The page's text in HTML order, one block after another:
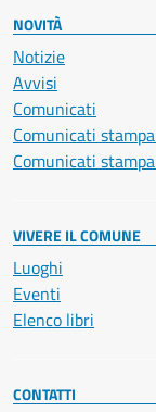
NOVITÀ
Notizie
Avvisi
Comunicati
Comunicati
Comunicati
VIVERE IL COMUNE
Luoghi
Eventi
Elenco libri
CONTATTI